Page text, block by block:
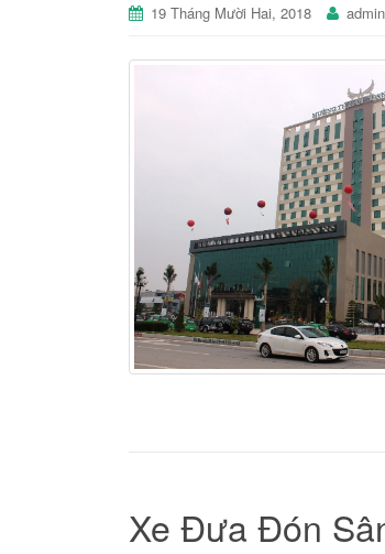
19 Tháng Mười Hai, 2018 admin
Xe Đưa Đón